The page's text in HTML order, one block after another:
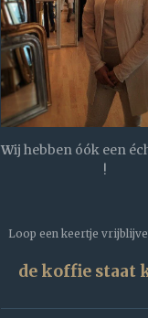
Wij hebben óók een
!
Loop een keertje
de koffie staat